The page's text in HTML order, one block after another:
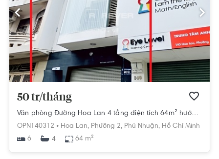
50 tr/tháng
Văn phòng Đường Hoa Lan 4 tầng diện tích 64m² hướng tây nam.
OPN140312 • Hoa Lan, Phường 2, Phú Nhuận, Hồ Chí Minh
6
4 64 m²